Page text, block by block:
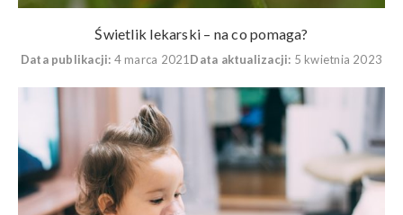
Świetlik lekarski – na co pomaga?
Data publikacji: 4 marca 2021Data aktualizacji: 5 kwietnia 2023